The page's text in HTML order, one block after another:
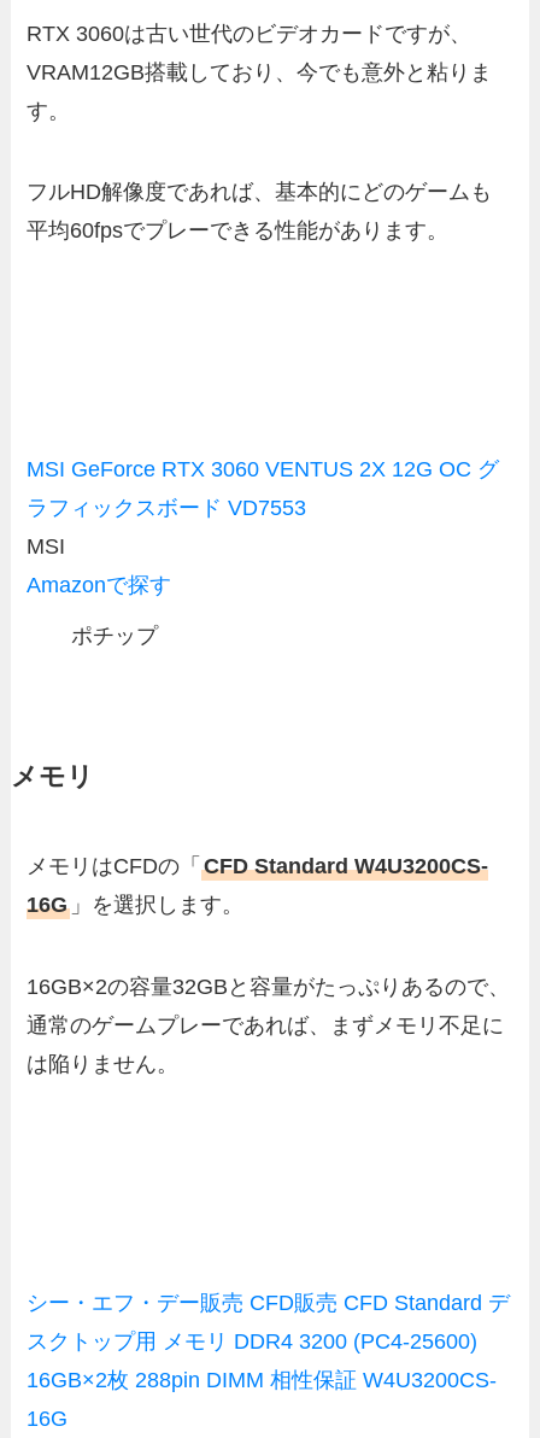
RTX 3060は古い世代のビデオカードですが、
VRAM12GB搭載しており、今でも意外と粘りま
す。
フルHD解像度であれば、基本的にどのゲームも
平均60fpsでプレーできる性能があります。
MSI GeForce RTX 3060 VENTUS 2X 12G OC グ
ラフィックスボード VD7553
MSI
Amazonで探す
ポチップ
メモリ
メモリはCFDの「CFD Standard W4U3200CS-
16G 」を選択します。
16GB×2の容量32GBと容量がたっぷりあるので、
通常のゲームプレーであれば、まずメモリ不足に
は陥りません。
シー・エフ・デー販売 CFD販売 CFD Standard デ
スクトップ用 メモリ DDR4 3200 (PC4-25600)
16GB×2枚 288pin DIMM 相性保証 W4U3200CS-
16G